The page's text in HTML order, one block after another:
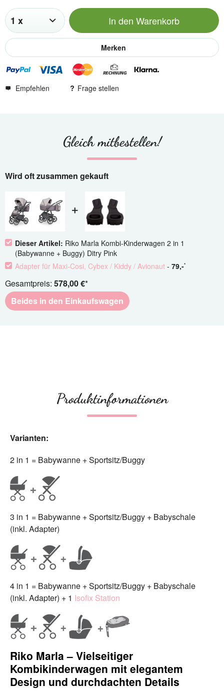
In den Warenkorb
Merken
Empfehlen Frage stellen
Gleich mitbestellen!
Wird oft zusammen gekauft
Dieser Artikel: Riko Marla Kombi-Kinderwagen 2 in 1
(Babywanne + Buggy) Ditry Pink
Adapter für Maxi-Cosi, Cybex / Kiddy / Avionaut - 79,-*
Gesamtpreis: 578,00 €*
Beides in den Einkaufswagen
Produktinformationen
Varianten:
2 in 1 = Babywanne + Sportsitz/Buggy
3 in 1 = Babywanne + Sportsitz/Buggy + Babyschale
(inkl. Adapter)
4 in 1 = Babywanne + Sportsitz/Buggy + Babyschale
(inkl. Adapter) + 1 Isofix Station
Riko Marla – Vielseitiger
Kombikinderwagen mit elegantem
Design und durchdachten Details